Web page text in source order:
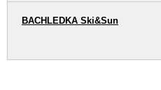
BACHLEDKA Ski&Sun